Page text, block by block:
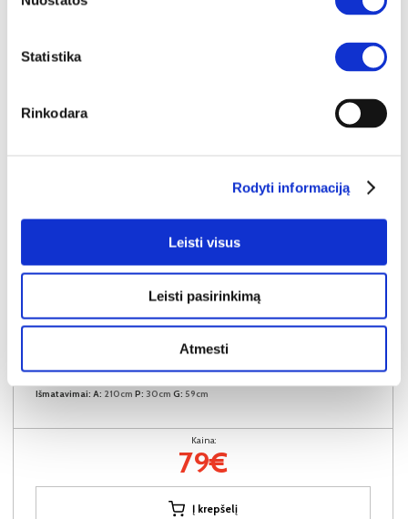
Statistika
Rinkodara
Rodyti informaciją
Leisti visus
Leisti pasirinkimą
Atmesti
BRAGA-06 pastatoma lentyna (Dab cremona)
Išmatavimai: A: 210cm P: 30cm G: 59cm
Kaina:
79€
Į krepšelį